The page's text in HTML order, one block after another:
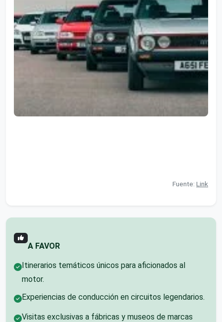
Fuente: Link
A FAVOR
Itinerarios temáticos únicos para aficionados al
motor.
Experiencias de conducción en circuitos legendarios.
Visitas exclusivas a fábricas y museos de marcas